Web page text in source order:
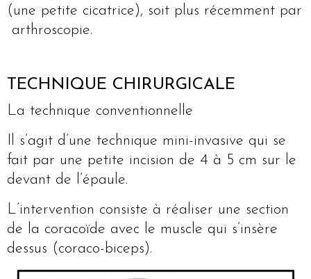
(une petite cicatrice), soit plus récemment par
arthroscopie.
TECHNIQUE CHIRURGICALE
La technique conventionnelle
Il s’agit d’une technique mini-invasive qui se
fait par une petite incision de 4 à 5 cm sur le
devant de l’épaule.
L’intervention consiste à réaliser une section
de la coracoïde avec le muscle qui s’insère
dessus (coraco-biceps).